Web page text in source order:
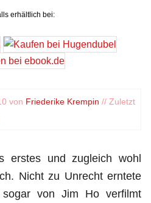
erhältlich bei:
von Friederike Krempin // Zuletzt
erstes und zugleich wohl
Nicht zu Unrecht erntete
von Jim Ho verfilmt